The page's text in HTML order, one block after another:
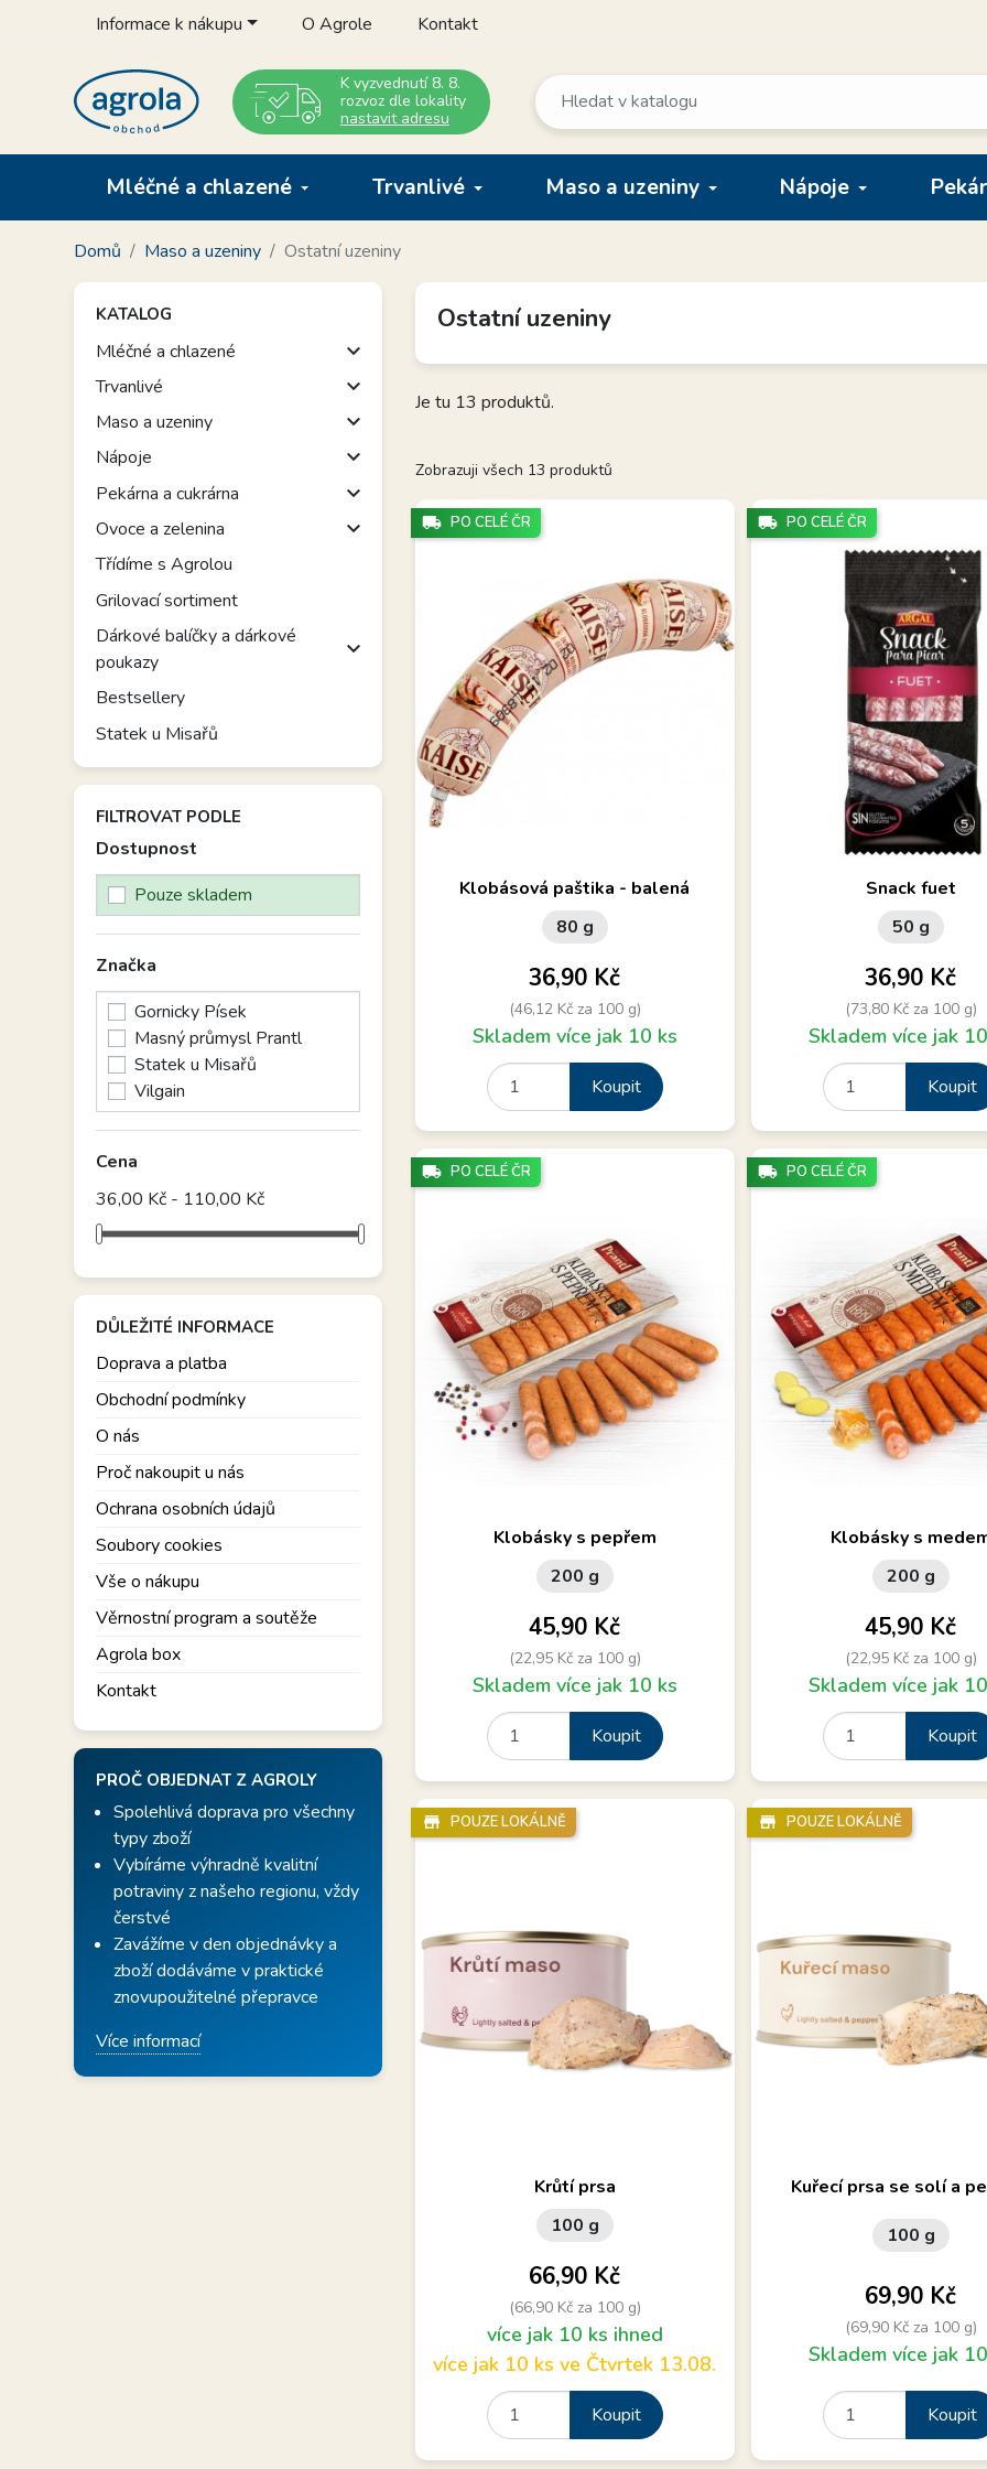
Informace k nákupu O Agrole Kontakt
K vyzvednutí 8. 8.
rozvoz dle lokality
nastavit adresu
Mléčné a chlazené Trvanlivé Maso a uzeniny Nápoje
Domů Maso a uzeniny Ostatní uzeniny
KATALOG
Mléčné a chlazené 
Trvanlivé 
Maso a uzeniny 
Nápoje 
Pekárna a cukrárna 
Ovoce a zelenina 
Třídíme s Agrolou
Grilovací sortiment
Dárkové balíčky a dárkové
poukazy

Bestsellery
Statek u Misařů
FILTROVAT PODLE
Dostupnost
Pouze skladem
Značka
Gornicky Písek
Masný průmysl Prantl
Statek u Misařů
Vilgain
Cena
36,00 Kč - 110,00 Kč
DŮLEŽITÉ INFORMACE
Doprava a platba
Obchodní podmínky
O nás
Proč nakoupit u nás
Ochrana osobních údajů
Soubory cookies
Vše o nákupu
Věrnostní program a soutěže
Agrola box
Kontakt
PROČ OBJEDNAT Z AGROLY
Spolehlivá doprava pro všechny
typy zboží
Vybíráme výhradně kvalitní
potraviny z našeho regionu, vždy
čerstvé
Zavážíme v den objednávky a
zboží dodáváme v praktické
znovupoužitelné přepravce
Více informací
Ostatní uzeniny
Je tu 13 produktů.
Zobrazuji všech 13 produktů
Balená paštika, chuť maďarské klobásy.
Klobásová paštika - balená
80 g
Cena
36,90 Kč
(46,12 Kč za 100 g)
Skladem více jak 10 ks
Koupit
local_shipping PO CELÉ ČR
Snack fuet, rychlá svačina na
Snack fuet
50 g
Cena
36,90 Kč
(73,80 Kč za 100 g)
Skladem více jak
Koupit
local_shipping PO CELÉ ČR
Na grilování, s pepřem
Klobásky s pepřem
200 g
Cena
45,90 Kč
(22,95 Kč za 100 g)
Skladem více jak 10 ks
Koupit
local_shipping PO CELÉ ČR
Na grilování, s medovou
Klobásky s
200 g
Cena
45,90 Kč
(22,95 Kč za 100 g)
Skladem více jak
Koupit
local_shipping PO CELÉ ČR
Velké kusy šťavnatého masa, z poctivých
Krůtí prsa
100 g
Cena
66,90 Kč
(66,90 Kč za 100 g)
více jak 10 ks ihned
více jak 10 ks ve Čtvrtek 13.08.
Koupit
store_mall_directory POUZE LOKÁLNĚ
Velké kusy libového masa, z
konzumaci.
Kuřecí prsa se solí a
100 g
Cena
69,90 Kč
(69,90 Kč za 100 g)
Skladem více jak
Koupit
store_mall_directory POUZE LOKÁLNĚ